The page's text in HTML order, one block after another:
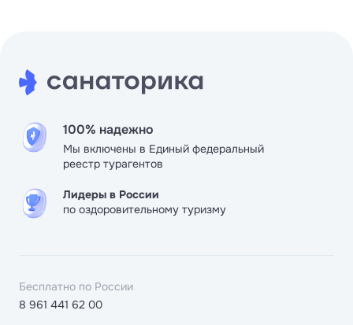
100% надежно
Мы включены в Единый федеральный
реестр турагентов
Лидеры в России
по оздоровительному туризму
Бесплатно по России
8 961 441 62 00